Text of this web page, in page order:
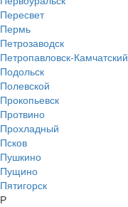
Пересвет
Пермь
Петрозаводск
Петропавловск-Камчатский
Подольск
Полевской
Прокопьевск
Протвино
Прохладный
Псков
Пушкино
Пущино
Пятигорск
Р